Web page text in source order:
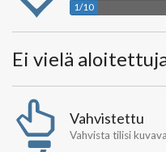
1/10
Ei vielä
Vahvistettu
Vahvista tilisi